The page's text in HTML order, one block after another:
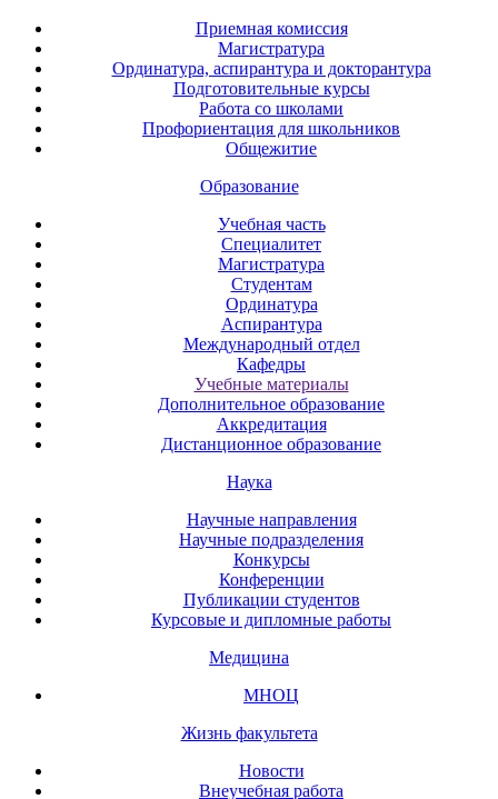
Приемная комиссия
Магистратура
Ординатура, аспирантура и докторантура
Подготовительные курсы
Работа со школами
Профориентация для школьников
Общежитие
Образование
Учебная часть
Специалитет
Магистратура
Студентам
Ординатура
Аспирантура
Международный отдел
Кафедры
Учебные материалы
Дополнительное образование
Аккредитация
Дистанционное образование
Наука
Научные направления
Научные подразделения
Конкурсы
Конференции
Публикации студентов
Курсовые и дипломные работы
Медицина
МНОЦ
Жизнь факультета
Новости
Внеучебная работа